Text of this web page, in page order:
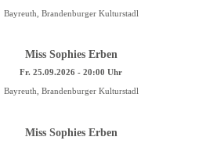
Bayreuth, Brandenburger Kulturstadl
Miss Sophies Erben
Fr. 25.09.2026 - 20:00 Uhr
Bayreuth, Brandenburger Kulturstadl
Miss Sophies Erben